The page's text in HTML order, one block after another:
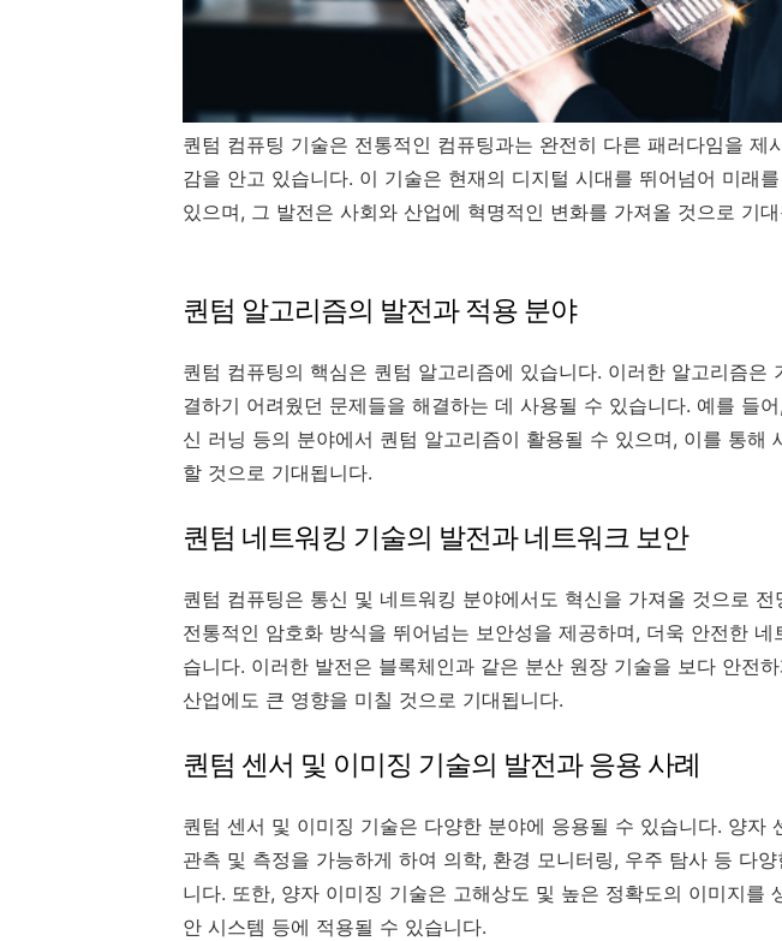
퀀텀 컴퓨팅 기술은 전통적인 컴퓨팅과는 완전히 다른 패러다임을 제
감을 안고 있습니다. 이 기술은 현재의 디지털 시대를 뛰어넘어 미래
있으며, 그 발전은 사회와 산업에 혁명적인 변화를 가져올 것으로 기
퀀텀 알고리즘의 발전과 적용 분야
퀀텀 컴퓨팅의 핵심은 퀀텀 알고리즘에 있습니다. 이러한 알고리즘은
결하기 어려웠던 문제들을 해결하는 데 사용될 수 있습니다. 예를 들
신 러닝 등의 분야에서 퀀텀 알고리즘이 활용될 수 있으며, 이를 통해
할 것으로 기대됩니다.
퀀텀 네트워킹 기술의 발전과 네트워크 보안
퀀텀 컴퓨팅은 통신 및 네트워킹 분야에서도 혁신을 가져올 것으로
전통적인 암호화 방식을 뛰어넘는 보안성을 제공하며, 더욱 안전한
습니다. 이러한 발전은 블록체인과 같은 분산 원장 기술을 보다 안전
산업에도 큰 영향을 미칠 것으로 기대됩니다.
퀀텀 센서 및 이미징 기술의 발전과 응용 사례
퀀텀 센서 및 이미징 기술은 다양한 분야에 응용될 수 있습니다. 양자
관측 및 측정을 가능하게 하여 의학, 환경 모니터링, 우주 탐사 등 다
니다. 또한, 양자 이미징 기술은 고해상도 및 높은 정확도의 이미지를
안 시스템 등에 적용될 수 있습니다.